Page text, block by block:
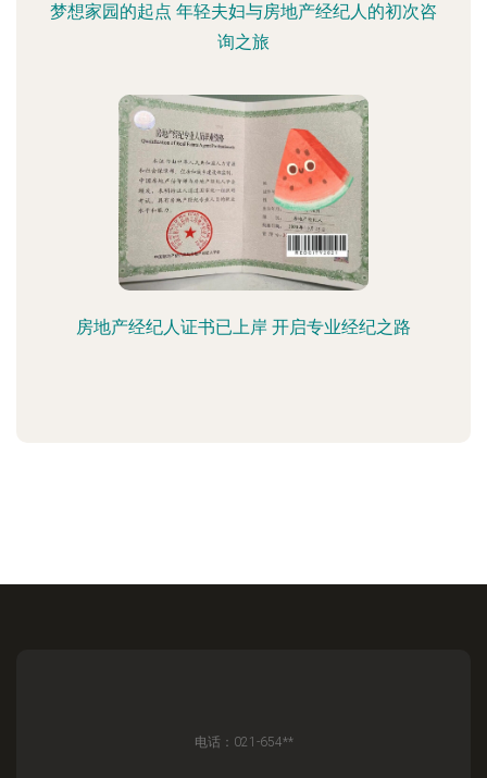
梦想家园的起点 年轻夫妇与房地产经纪人的初次咨
询之旅
房地产经纪人证书已上岸 开启专业经纪之路
电话：021-654**